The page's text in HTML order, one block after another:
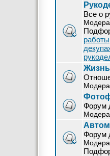
Все о
работы
Форум
Форум